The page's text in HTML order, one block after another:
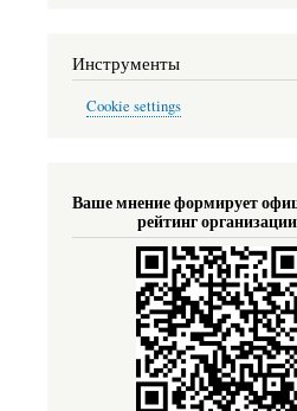
Инструменты
Cookie settings
Ваше мнение формирует
рейтинг